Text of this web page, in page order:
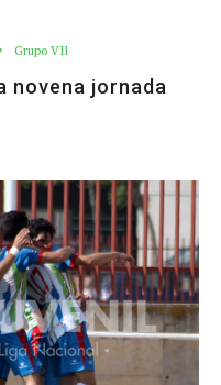
Grupo VII
novena jornada